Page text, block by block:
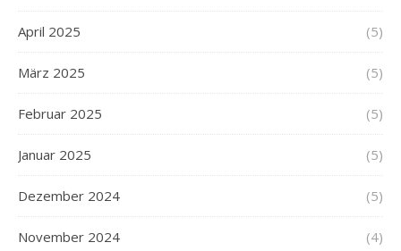
April 2025 (5)
März 2025 (5)
Februar 2025 (5)
Januar 2025 (5)
Dezember 2024 (5)
November 2024 (4)